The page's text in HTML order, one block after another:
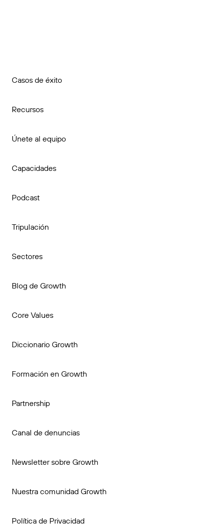
Casos de éxito
Recursos
Únete al equipo
Capacidades
Podcast
Tripulación
Sectores
Blog de Growth
Core Values
Diccionario Growth
Formación en Growth
Partnership
Canal de denuncias
Newsletter sobre Growth
Nuestra comunidad Growth
Política de Privacidad